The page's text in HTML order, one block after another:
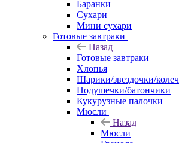
Баранки
Сухари
Мини сухари
Готовые завтраки
Назад
Готовые завтраки
Хлопья
Шарики/звездочки/
Подушечки/батончики
Кукурузные палочки
Мюсли
Назад
Мюсли